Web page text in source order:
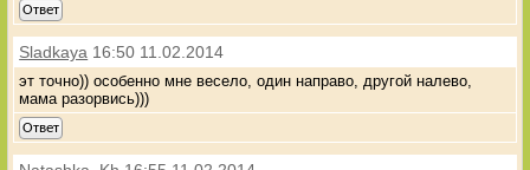
Ответ
Sladkaya 16:50 11.02.2014
эт точно)) особенно мне весело, один направо, другой налево,
мама разорвись)))
Ответ